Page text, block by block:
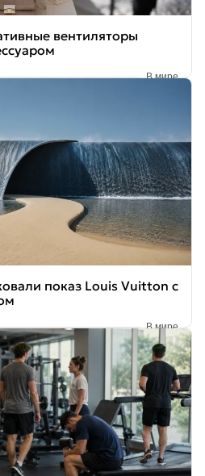
вентиляторы
В мире
показ Louis Vuitton с
В мире